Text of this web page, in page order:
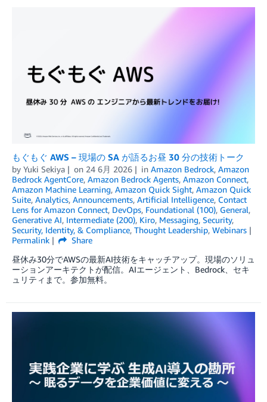
もぐもぐ AWS – 現場の SA が語るお昼 30 分の技術トーク
by Yuki Sekiya on 24 6月 2026 in Amazon Bedrock, Amazon
Bedrock AgentCore, Amazon Bedrock Agents, Amazon Connect,
Amazon Machine Learning, Amazon Quick Sight, Amazon Quick
Suite, Analytics, Announcements, Artificial Intelligence, Contact
Lens for Amazon Connect, DevOps, Foundational (100), General,
Generative AI, Intermediate (200), Kiro, Messaging, Security,
Security, Identity, & Compliance, Thought Leadership, Webinars
Permalink
Share
昼休み30分でAWSの最新AI技術をキャッチアップ。現場のソリュ
ーションアーキテクトが配信。AIエージェント、Bedrock、セキ
ュリティまで。参加無料。